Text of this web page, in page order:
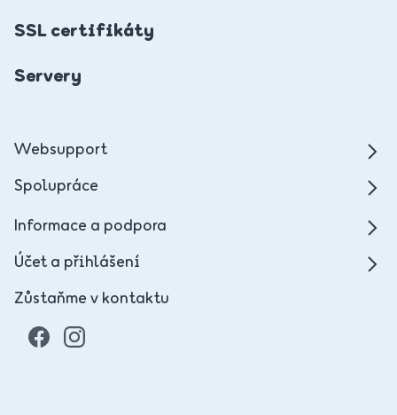
SSL certifikáty
Servery
Websupport
Spolupráce
Informace a podpora
Účet a přihlášení
Zůstaňme v kontaktu